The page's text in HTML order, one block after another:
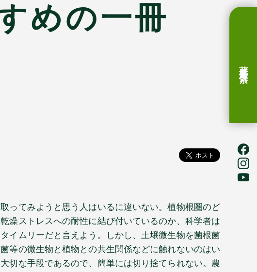
蔵書検索
めの一冊
ってみようと思う人はいるに違いない。植物根圏のど
燥ストレスへの耐性に結び付いているのか、科学者は
イムリーだと言えよう。しかし、土壌微生物を菌根菌
等の微生物と植物との共生関係などに触れないのはい
切な手段であるので、簡単には切り捨てられない。農